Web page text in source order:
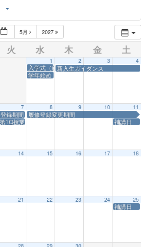
5月 2027
火 水 木 金 土
1
入学式（新1年次書類交付）
学年始め
2
新入生ガイダンス
3 4
録期間
7
第1Q授業開始
8
履修登録変更期間
9 10 11
補講日
14 15 16 17 18
21 22 23 24 25
補講日